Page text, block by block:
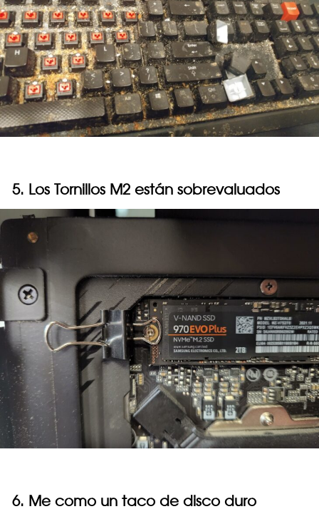
5. Los Tornillos M2 están sobrevaluados
6. Me como un taco de disco duro